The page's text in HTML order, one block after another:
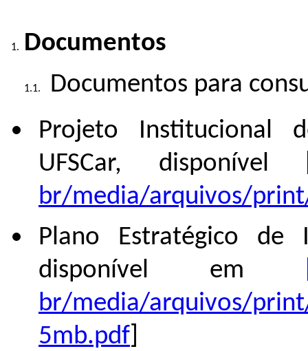
Documentos
Documentos para
Projeto Institucional
UFSCar, disponível
br/media/arquivos/
Plano Estratégico de
disponível em
br/media/arquivos/
5mb.pdf